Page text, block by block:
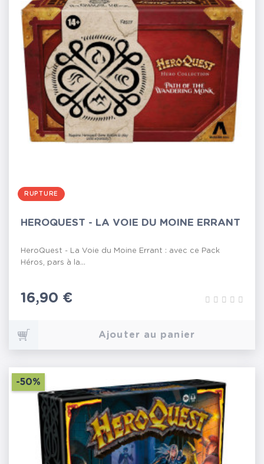
RUPTURE
HEROQUEST - LA VOIE DU MOINE ERRANT
HeroQuest - La Voie du Moine Errant : avec ce Pack
Héros, pars à la...
Prix
16,90 €
Ajouter au panier
-50%